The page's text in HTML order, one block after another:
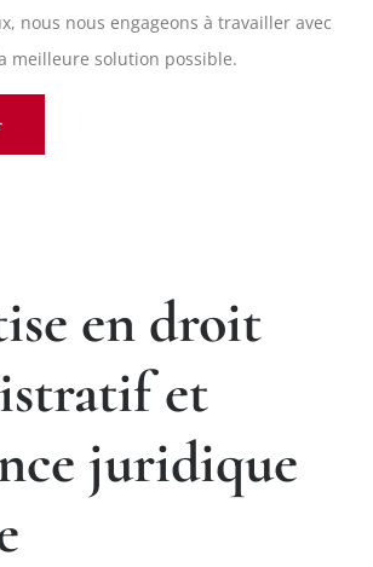
nous nous engageons à travailler avec
meilleure solution possible.
en droit
et
juridique